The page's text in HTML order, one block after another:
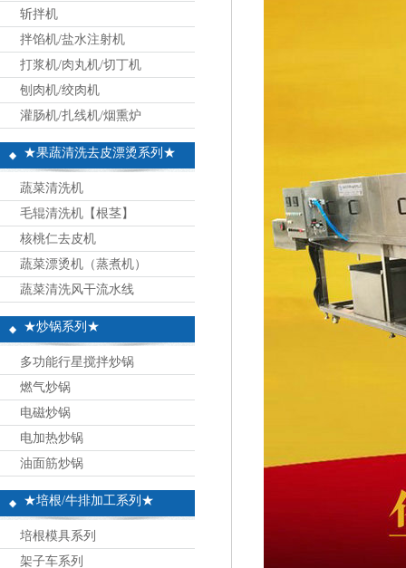
斩拌机
拌馅机/盐水注射机
打浆机/肉丸机/切丁机
刨肉机/绞肉机
灌肠机/扎线机/烟熏炉
★果蔬清洗去皮漂烫系列★
蔬菜清洗机
毛辊清洗机【根茎】
核桃仁去皮机
蔬菜漂烫机（蒸煮机）
蔬菜清洗风干流水线
★炒锅系列★
多功能行星搅拌炒锅
燃气炒锅
电磁炒锅
电加热炒锅
油面筋炒锅
★培根/牛排加工系列★
培根模具系列
架子车系列